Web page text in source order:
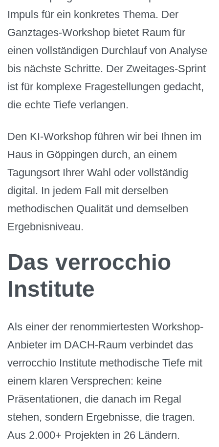
Impuls für ein konkretes Thema. Der
Ganztages-Workshop bietet Raum für
einen vollständigen Durchlauf von Analyse
bis nächste Schritte. Der Zweitages-Sprint
ist für komplexe Fragestellungen gedacht,
die echte Tiefe verlangen.
Den KI-Workshop führen wir bei Ihnen im
Haus in Göppingen durch, an einem
Tagungsort Ihrer Wahl oder vollständig
digital. In jedem Fall mit derselben
methodischen Qualität und demselben
Ergebnisniveau.
Das verrocchio
Institute
Als einer der renommiertesten Workshop-
Anbieter im DACH-Raum verbindet das
verrocchio Institute methodische Tiefe mit
einem klaren Versprechen: keine
Präsentationen, die danach im Regal
stehen, sondern Ergebnisse, die tragen.
Aus 2.000+ Projekten in 26 Ländern.